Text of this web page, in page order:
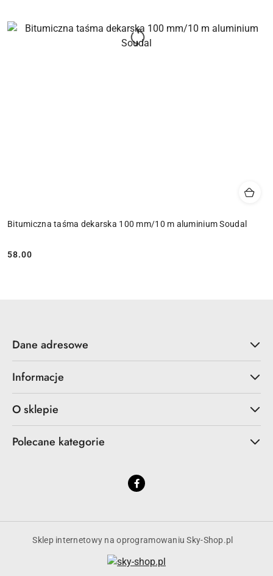
Bitumiczna taśma dekarska 100 mm/10 m aluminium Soudal
Cena:
58.00
Dane adresowe
Informacje
O sklepie
Polecane kategorie
Sklep internetowy na oprogramowaniu Sky-Shop.pl